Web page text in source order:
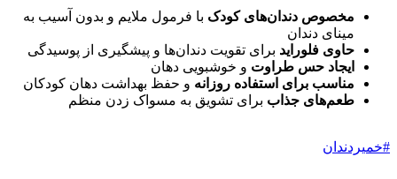
مخصوص دندان‌های کودک با فرمول ملایم و بدون آسیب به
مینای دندان
حاوی فلوراید برای تقویت دندان‌ها و پیشگیری از پوسیدگی
ایجاد حس طراوت و خوشبویی دهان
مناسب برای استفاده روزانه و حفظ بهداشت دهان کودکان
طعم‌های جذاب برای تشویق به مسواک زدن منظم
#خمیردندان